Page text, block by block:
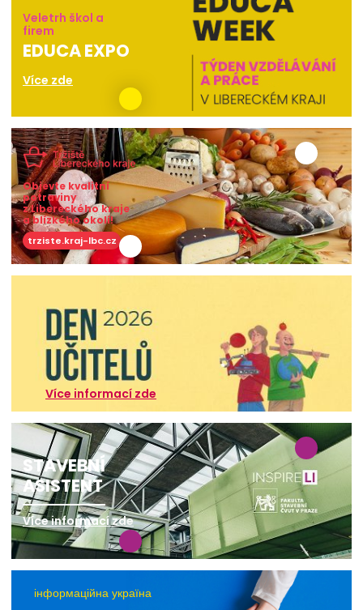
Veletrh škol a
firem
EDUCA EXPO
Více zde
Objevte kvalitní
potraviny
z Libereckého kraje
a blízkého okolí!
trziste.kraj-lbc.cz
Více informací zde
STAVEBNÍ
ASISTENT
Více informací zde
інформаційна україна